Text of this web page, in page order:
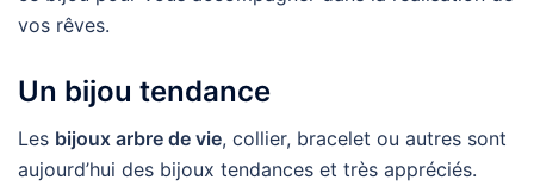
vos rêves.
Un bijou tendance
Les bijoux arbre de vie, collier, bracelet ou autres sont
aujourd’hui des bijoux tendances et très appréciés.